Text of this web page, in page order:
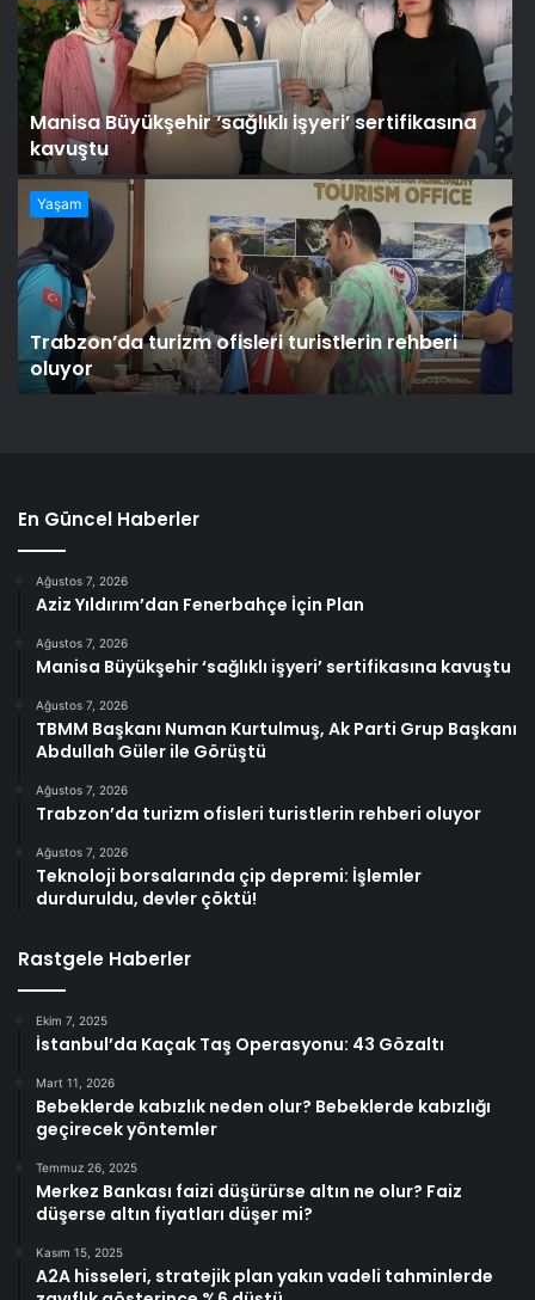
Manisa Büyükşehir ‘sağlıklı işyeri’ sertifikasına
kavuştu
Yaşam
Trabzon’da turizm ofisleri turistlerin rehberi
oluyor
En Güncel Haberler
Ağustos 7, 2026
Aziz Yıldırım’dan Fenerbahçe İçin Plan
Ağustos 7, 2026
Manisa Büyükşehir ‘sağlıklı işyeri’ sertifikasına kavuştu
Ağustos 7, 2026
TBMM Başkanı Numan Kurtulmuş, Ak Parti Grup Başkanı
Abdullah Güler ile Görüştü
Ağustos 7, 2026
Trabzon’da turizm ofisleri turistlerin rehberi oluyor
Ağustos 7, 2026
Teknoloji borsalarında çip depremi: İşlemler
durduruldu, devler çöktü!
Rastgele Haberler
Ekim 7, 2025
İstanbul’da Kaçak Taş Operasyonu: 43 Gözaltı
Mart 11, 2026
Bebeklerde kabızlık neden olur? Bebeklerde kabızlığı
geçirecek yöntemler
Temmuz 26, 2025
Merkez Bankası faizi düşürürse altın ne olur? Faiz
düşerse altın fiyatları düşer mi?
Kasım 15, 2025
A2A hisseleri, stratejik plan yakın vadeli tahminlerde